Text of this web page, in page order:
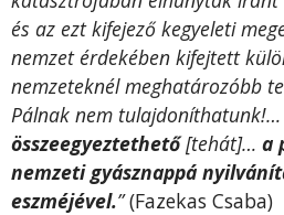
és az ezt kifejező kegyeleti
nemzet érdekében kifejtett
nemzeteknél meghatározóbb
Pálnak nem tulajdoníthatunk!…
összeegyeztethető[tehát]… a
nemzeti gyásznappá
eszméjével.”(Fazekas Csaba)